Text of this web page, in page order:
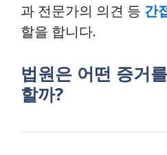
과 전문가의 의견 등 간
할을 합니다.
법원은 어떤 증거
할까?